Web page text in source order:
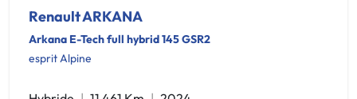
Renault ARKANA
Arkana E-Tech full hybrid 145 GSR2
esprit Alpine